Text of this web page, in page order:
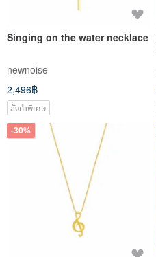
Singing on the water necklace
newnoise
2,496฿
สั่งทำพิเศษ
-30%